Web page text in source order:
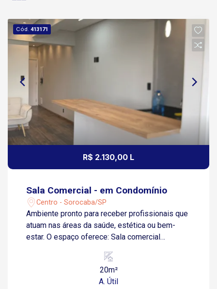
Cód.413171
R$ 2.130,00 L
Sala Comercial - em Condomínio
Centro - Sorocaba/SP
Ambiente pronto para receber profissionais que
atuam nas áreas da saúde, estética ou bem-
estar. O espaço oferece: Sala comercial
compartilhada Cozinha de apoio 1 banheiro de
estruturado, perfeito para consultórios, estúdios
20m²
A. Útil